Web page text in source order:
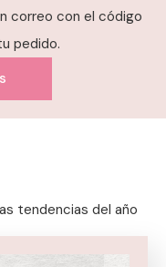
correo con el código
pedido.
tendencias del año